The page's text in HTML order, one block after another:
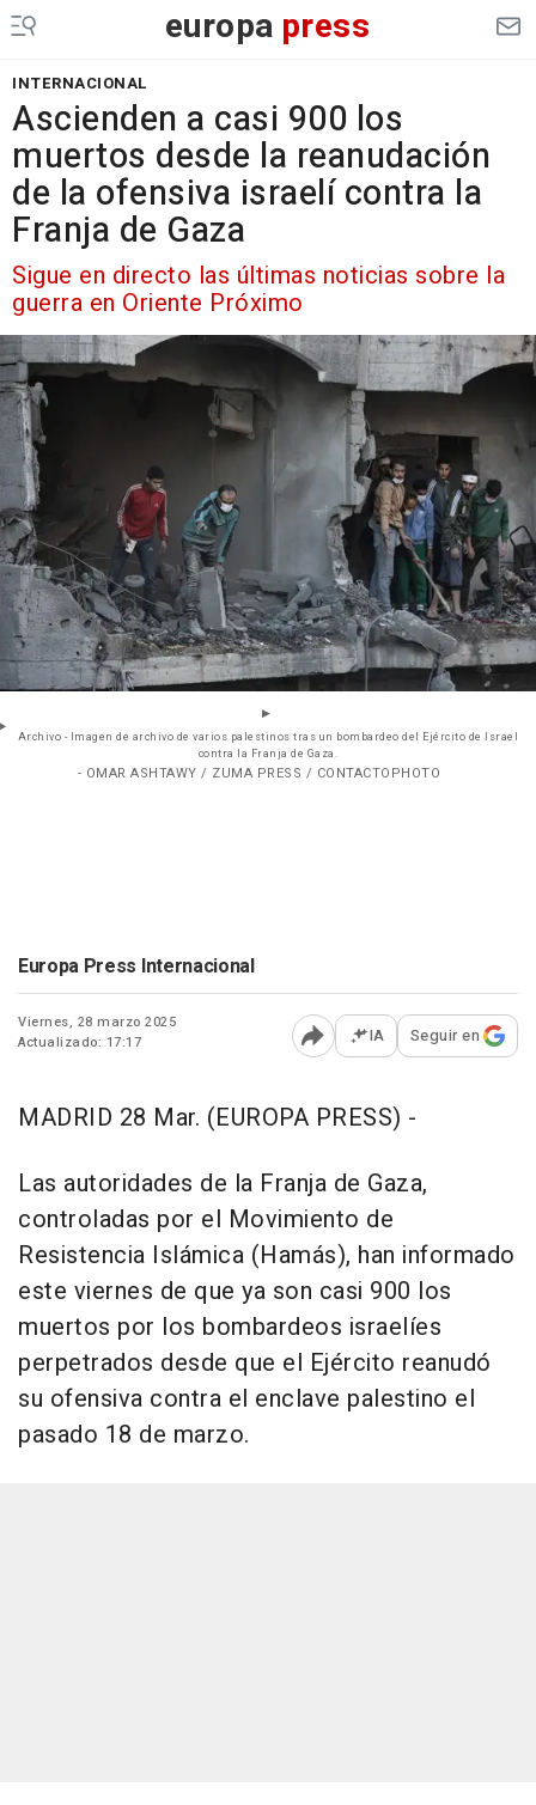
europa press
INTERNACIONAL
Ascienden a casi 900 los
muertos desde la reanudación
de la ofensiva israelí contra la
Franja de Gaza
Sigue en directo las últimas noticias sobre la
guerra en Oriente Próximo
Archivo - Imagen de archivo de varios palestinos tras un bombardeo del Ejército de Israel
contra la Franja de Gaza.
- OMAR ASHTAWY / ZUMA PRESS / CONTACTOPHOTO
Europa Press Internacional
Viernes, 28 marzo 2025
Actualizado: 17:17
Abrir opciones para
IA Seguir en
MADRID 28 Mar. (EUROPA PRESS) -
Las autoridades de la Franja de Gaza,
controladas por el Movimiento de
Resistencia Islámica (Hamás), han informado
este viernes de que ya son casi 900 los
muertos por los bombardeos israelíes
perpetrados desde que el Ejército reanudó
su ofensiva contra el enclave palestino el
pasado 18 de marzo.